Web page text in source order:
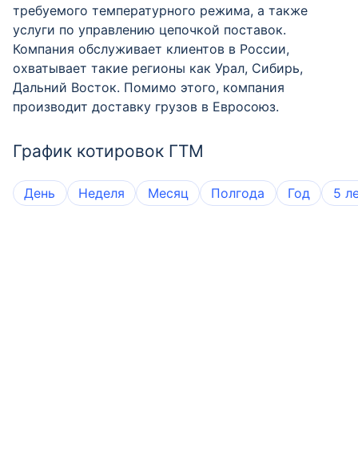
требуемого температурного режима, а также
услуги по управлению цепочкой поставок.
Компания обслуживает клиентов в России,
охватывает такие регионы как Урал, Сибирь,
Дальний Восток. Помимо этого, компания
производит доставку грузов в Евросоюз.
График котировок ГТМ
День Неделя Месяц Полгода Год 5